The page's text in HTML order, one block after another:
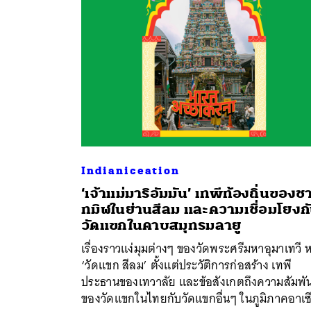
Indianiceation
‘เจ้าแม่มาริอัมมัน’ เทพีท้องถิ่นของช
ทมิฬในย่านสีลม และความเชื่อมโยง
วัดแขกในคาบสมุทรมลายู
เรื่องราวแง่มุมต่างๆ ของวัดพระศรีมหาอุมาเทวี
‘วัดแขก สีลม’ ตั้งแต่ประวัติการก่อสร้าง เทพี
ประธานของเทวาลัย และข้อสังเกตถึงความสัมพั
ของวัดแขกในไทยกับวัดแขกอื่นๆ ในภูมิภาคอาเ
ค้น